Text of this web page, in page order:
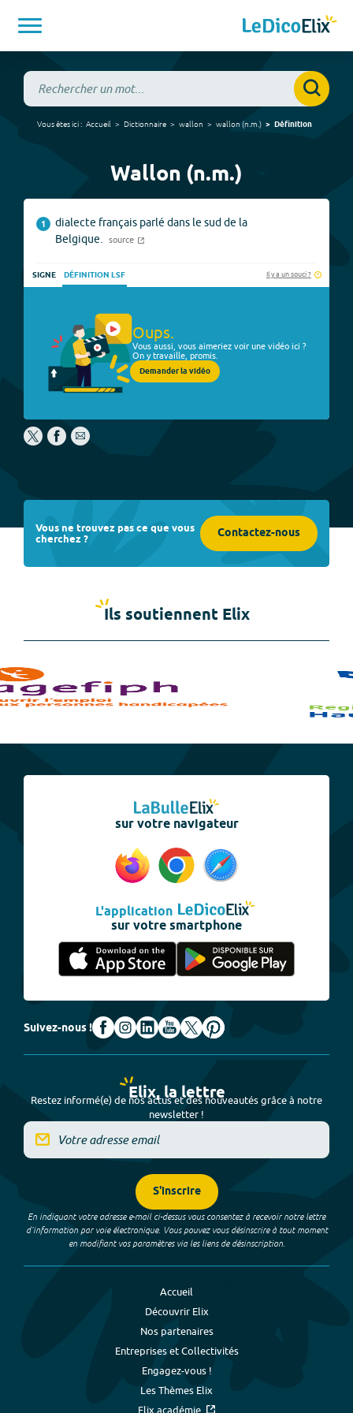
Vous êtes ici : Accueil Dictionnaire wallon wallon (n.m. ) Définition
Wallon (n.m.)
1
dialecte français parlé dans le sud de la
Belgique.
source
SIGNE DÉFINITION LSF Il y a un souci ?
Oups.
Vous aussi, vous aimeriez voir une vidéo ici ?
On y travaille, promis.
Demander la vidéo
Vous ne trouvez pas ce que vous
cherchez ? Contactez-nous
Ils soutiennent Elix
sur votre navigateur
L'application
sur votre smartphone
Suivez-nous !
Elix, la lettre
Restez informé(e) de nos actus et des nouveautés grâce à notre
newsletter !
S'inscrire
En indiquant votre adresse e-mail ci-dessus vous consentez à recevoir notre lettre
d’information par voie électronique. Vous pouvez vous désinscrire à tout moment
en modifiant vos paramètres via les liens de désinscription.
Accueil
Découvrir Elix
Nos partenaires
Entreprises et Collectivités
Engagez-vous !
Les Thèmes Elix
Elix académie